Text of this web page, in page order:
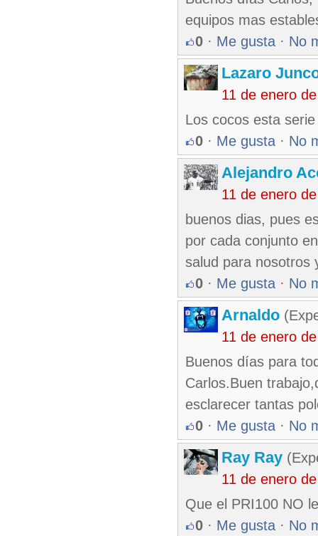
equipos mas
0 · Me gusta · No
Lazaro
11 de enero
Los cocos esta
0 · Me gusta · No
Alejandro
11 de enero
buenos dias, pues
por cada conjunto
salud para nosotros
0 · Me gusta · No
Arnaldo
11 de enero
Buenos días para
Carlos.Buen
esclarecer tantas
0 · Me gusta · No
Ray Ray
11 de enero
Que el PRI100 NO
0 · Me gusta · No